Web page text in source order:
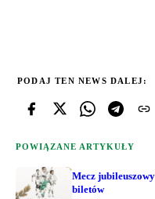
PODAJ TEN NEWS DALEJ:
POWIĄZANE ARTYKUŁY
Mecz
biletów